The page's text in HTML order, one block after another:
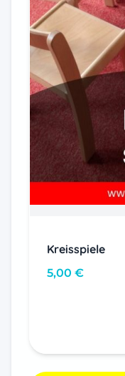
Kreisspiele
5,00 €